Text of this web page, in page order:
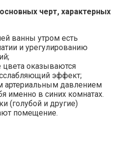
черт, характерных
ванны утром есть
и урегулированию
оказываются
эффект;
давлением
именно в синих комнатах.
(голубой и другие)
помещение.